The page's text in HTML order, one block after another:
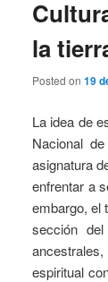
la
Posted on 19
La idea de
Nacional
asignatura
enfrentar a
embargo, el
sección
espiritual